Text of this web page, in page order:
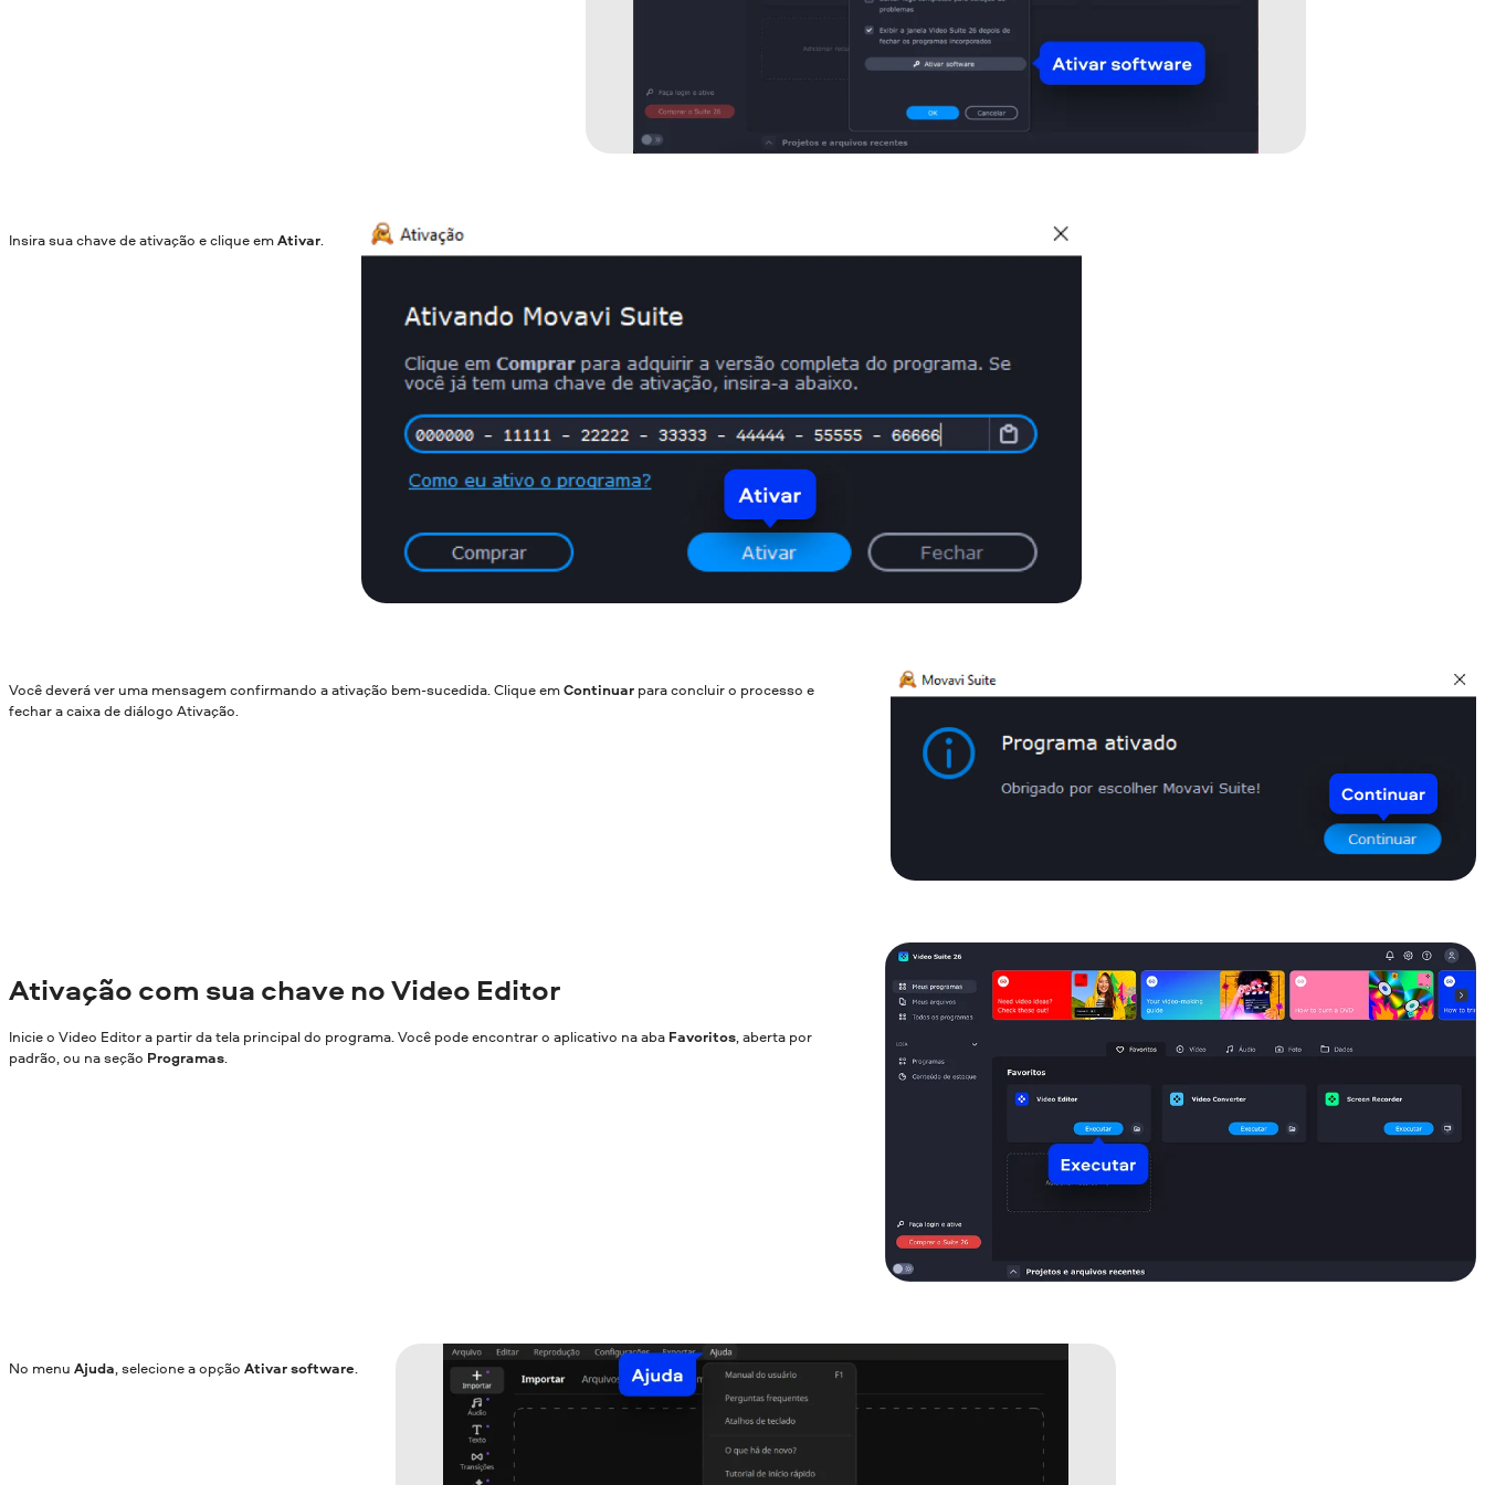
Insira sua chave de ativação e clique emAtivar.
Você deverá ver uma mensagem confirmando a ativação bem-sucedida. Clique emContinuar para concluir o processo e
fechar a caixa de diálogo Ativação.
Ativação com sua chave no Video Editor
Inicie o Video Editor a partir da tela principal do programa. Você pode encontrar o aplicativo na aba Favoritos, aberta por
padrão, ou na seção Programas.
No menu Ajuda, selecione a opção Ativar software.